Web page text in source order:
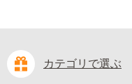
カテゴリで選ぶ